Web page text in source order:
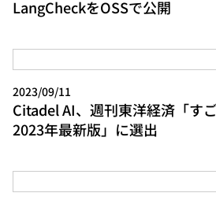
LangCheckをOSSで公開
2023/09/11
Citadel AI、週刊東洋経済「す
2023年最新版」に選出